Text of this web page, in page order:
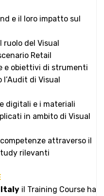
e il loro impatto sul
ruolo del Visual
Retail
e obiettivi di strumenti
l’Audit di Visual
digitali e i materiali
in ambito di Visual
attraverso il
rilevanti
il Training Course ha